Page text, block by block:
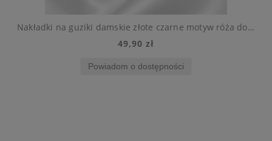
Nakładki na guziki damskie złote czarne motyw róża do koszuli
49,90 zł
Powiadom o dostępności